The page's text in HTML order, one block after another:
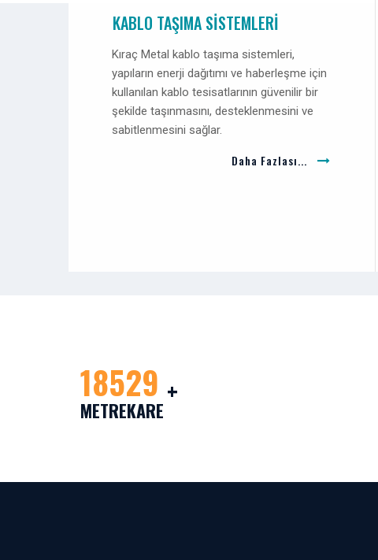
KABLO TAŞIMA SISTEMLERI
Kıraç Metal kablo taşıma sistemleri,
yapıların enerji dağıtımı ve haberleşme için
kullanılan kablo tesisatlarının güvenilir bir
şekilde taşınmasını, desteklenmesini ve
sabitlenmesini sağlar.
Daha Fazlası...
20250 +
METREKARE